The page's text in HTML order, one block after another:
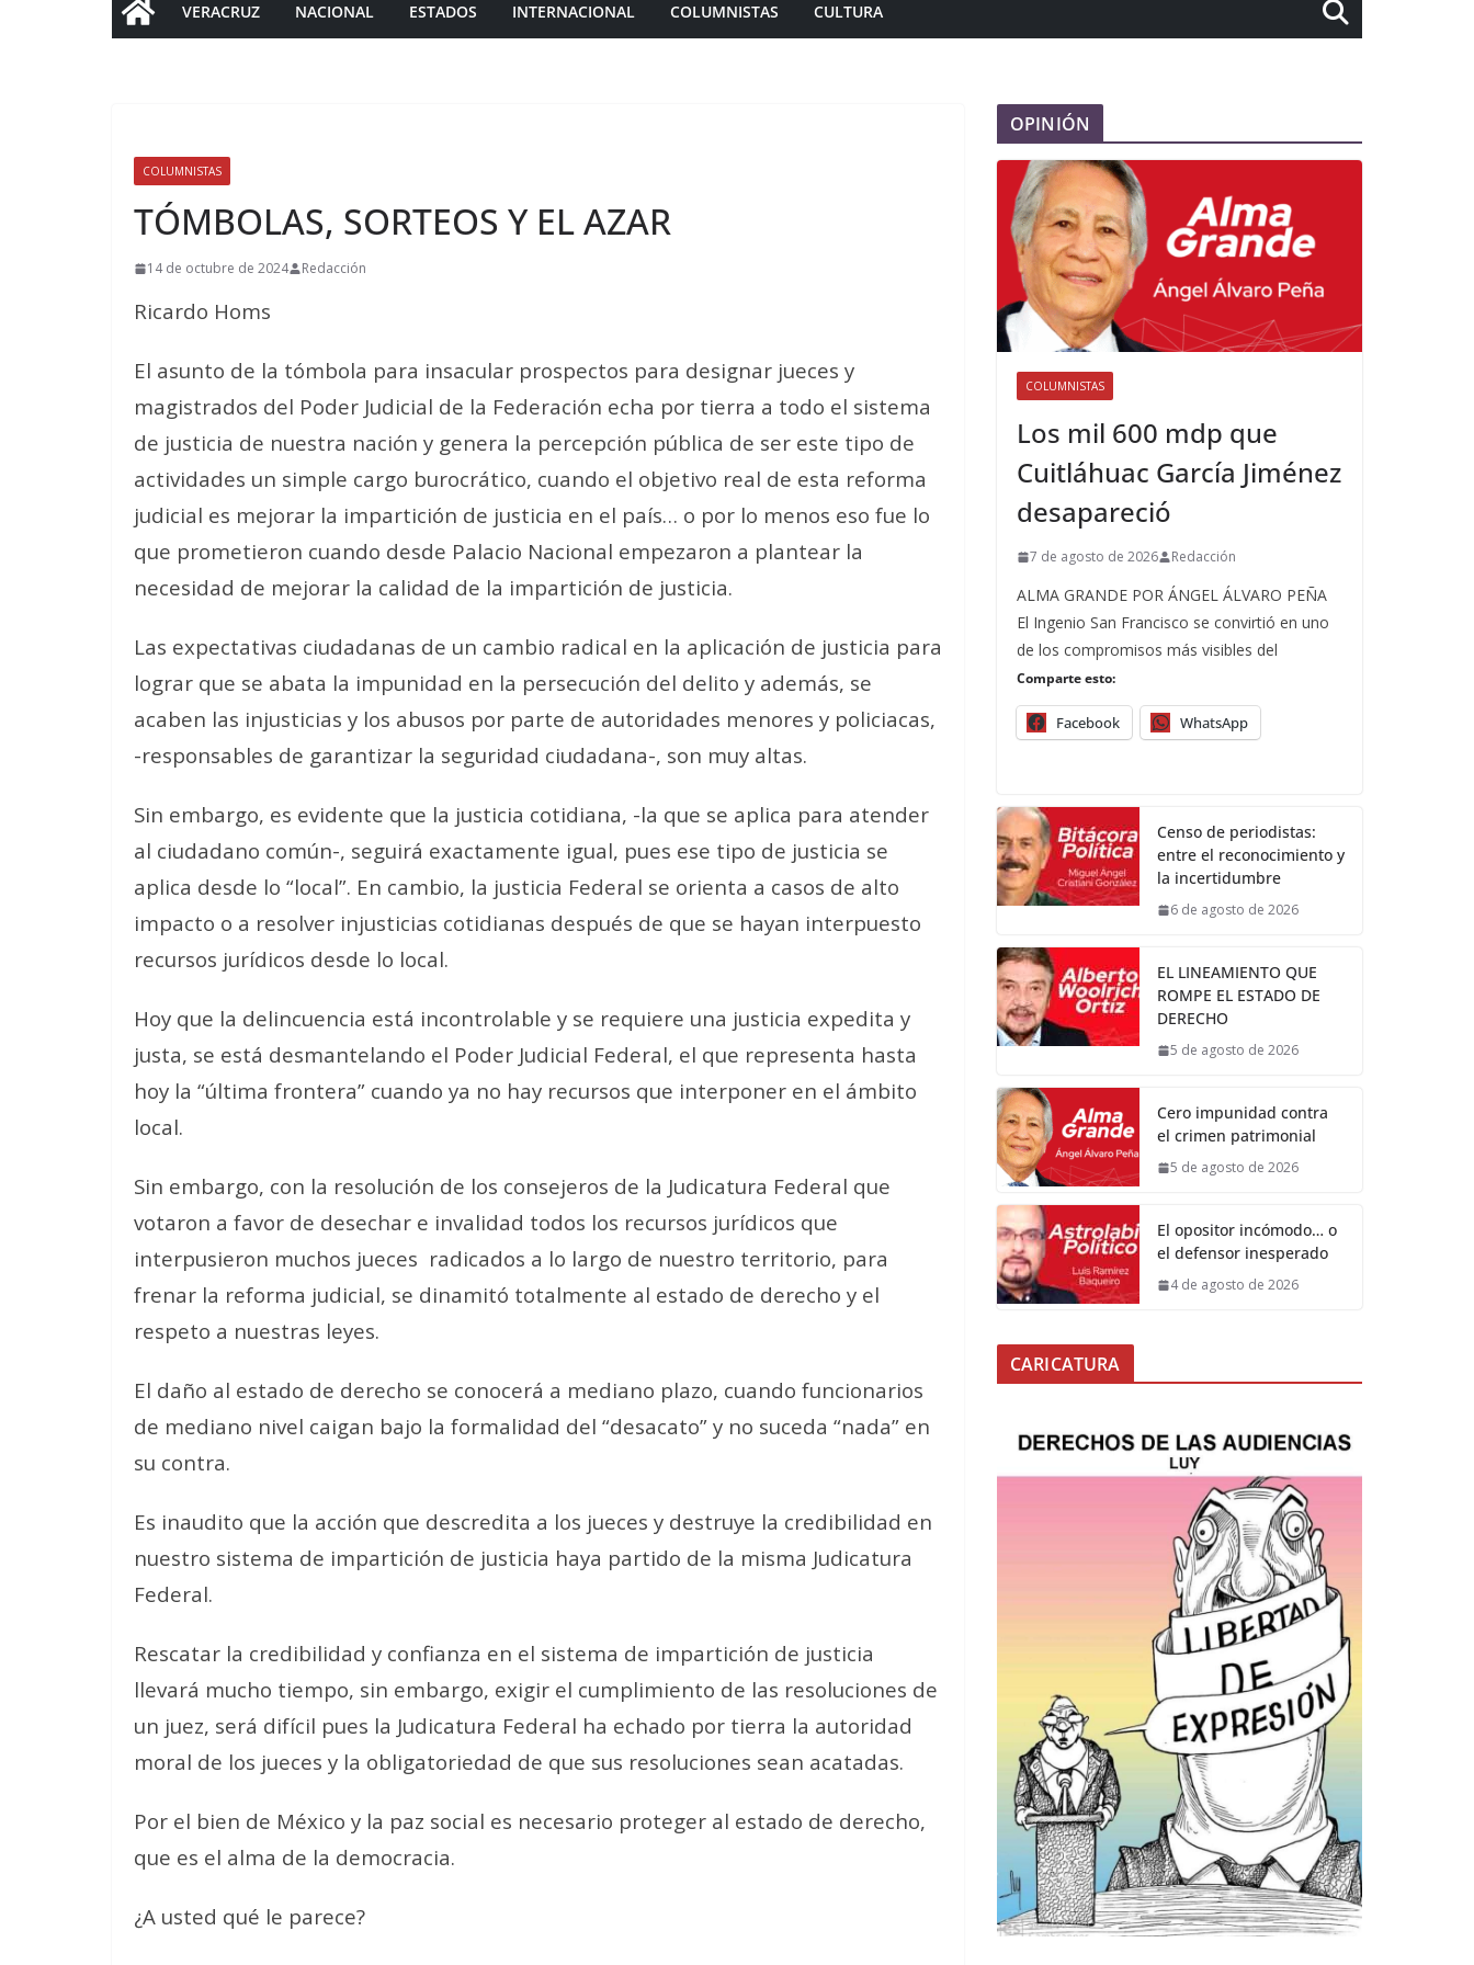
VERACRUZ NACIONAL ESTADOS INTERNACIONAL COLUMNISTAS CULTURA
COLUMNISTAS
TÓMBOLAS, SORTEOS Y EL AZAR
14 de octubre de 2024 Redacción
Ricardo Homs
El asunto de la tómbola para insacular prospectos para designar jueces y
magistrados del Poder Judicial de la Federación echa por tierra a todo el sistema
de justicia de nuestra nación y genera la percepción pública de ser este tipo de
actividades un simple cargo burocrático, cuando el objetivo real de esta reforma
judicial es mejorar la impartición de justicia en el país… o por lo menos eso fue lo
que prometieron cuando desde Palacio Nacional empezaron a plantear la
necesidad de mejorar la calidad de la impartición de justicia.
Las expectativas ciudadanas de un cambio radical en la aplicación de justicia para
lograr que se abata la impunidad en la persecución del delito y además, se
acaben las injusticias y los abusos por parte de autoridades menores y policiacas,
-responsables de garantizar la seguridad ciudadana-, son muy altas.
Sin embargo, es evidente que la justicia cotidiana, -la que se aplica para atender
al ciudadano común-, seguirá exactamente igual, pues ese tipo de justicia se
aplica desde lo “local”. En cambio, la justicia Federal se orienta a casos de alto
impacto o a resolver injusticias cotidianas después de que se hayan interpuesto
recursos jurídicos desde lo local.
Hoy que la delincuencia está incontrolable y se requiere una justicia expedita y
justa, se está desmantelando el Poder Judicial Federal, el que representa hasta
hoy la “última frontera” cuando ya no hay recursos que interponer en el ámbito
local.
Sin embargo, con la resolución de los consejeros de la Judicatura Federal que
votaron a favor de desechar e invalidad todos los recursos jurídicos que
interpusieron muchos jueces radicados a lo largo de nuestro territorio, para
frenar la reforma judicial, se dinamitó totalmente al estado de derecho y el
respeto a nuestras leyes.
El daño al estado de derecho se conocerá a mediano plazo, cuando funcionarios
de mediano nivel caigan bajo la formalidad del “desacato” y no suceda “nada” en
su contra.
Es inaudito que la acción que descredita a los jueces y destruye la credibilidad en
nuestro sistema de impartición de justicia haya partido de la misma Judicatura
Federal.
Rescatar la credibilidad y confianza en el sistema de impartición de justicia
llevará mucho tiempo, sin embargo, exigir el cumplimiento de las resoluciones de
un juez, será difícil pues la Judicatura Federal ha echado por tierra la autoridad
moral de los jueces y la obligatoriedad de que sus resoluciones sean acatadas.
Por el bien de México y la paz social es necesario proteger al estado de derecho,
que es el alma de la democracia.
¿A usted qué le parece?
OPINIÓN
COLUMNISTAS
Los mil 600 mdp que
Cuitláhuac García Jiménez
desapareció
7 de agosto de 2026 Redacción
ALMA GRANDE POR ÁNGEL ÁLVARO PEÑA
El Ingenio San Francisco se convirtió en uno
de los compromisos más visibles del
Comparte esto:
Facebook WhatsApp
Censo de periodistas:
entre el reconocimiento y
la incertidumbre
6 de agosto de 2026
EL LINEAMIENTO QUE
ROMPE EL ESTADO DE
DERECHO
5 de agosto de 2026
Cero impunidad contra
el crimen patrimonial
5 de agosto de 2026
El opositor incómodo… o
el defensor inesperado
4 de agosto de 2026
CARICATURA